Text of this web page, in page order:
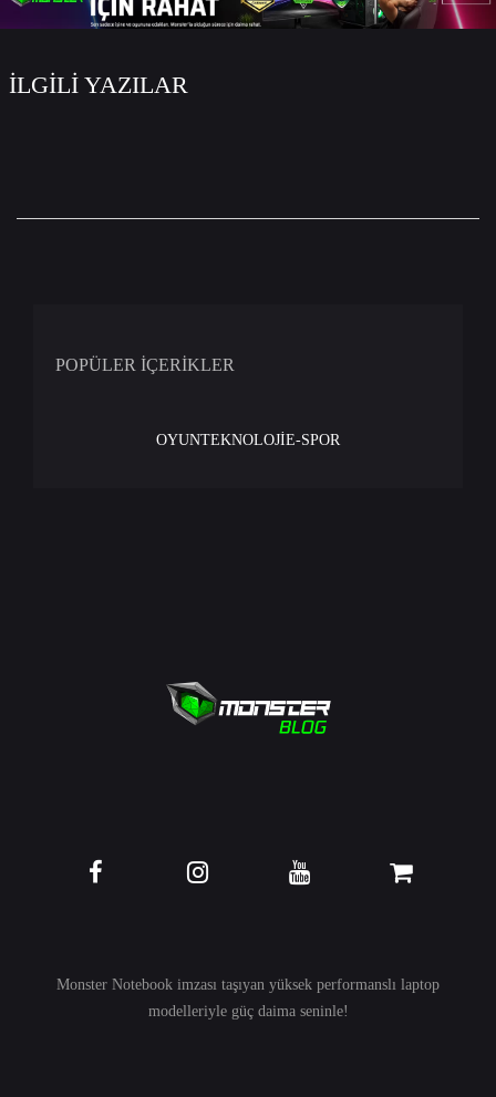
İLGİLİ YAZILAR
POPÜLER İÇERİKLER
OYUNTEKNOLOJİE-SPOR
Monster Notebook imzası taşıyan yüksek performanslı laptop
modelleriyle güç daima seninle!